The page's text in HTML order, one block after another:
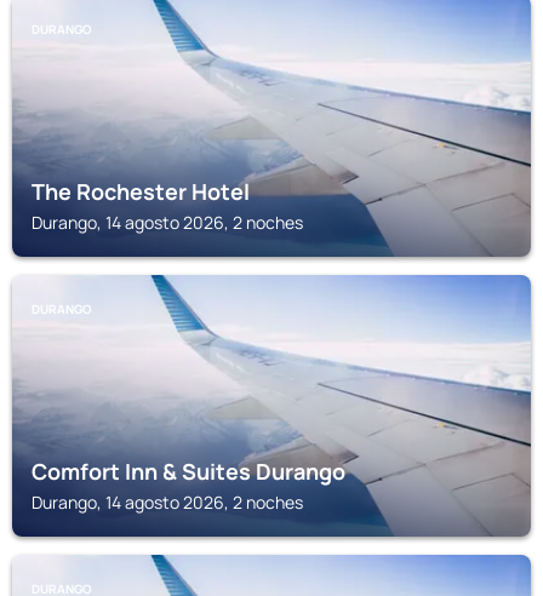
DURANGO
The Rochester Hotel
Durango, 14 agosto 2026, 2 noches
DURANGO
Comfort Inn & Suites Durango
Durango, 14 agosto 2026, 2 noches
DURANGO